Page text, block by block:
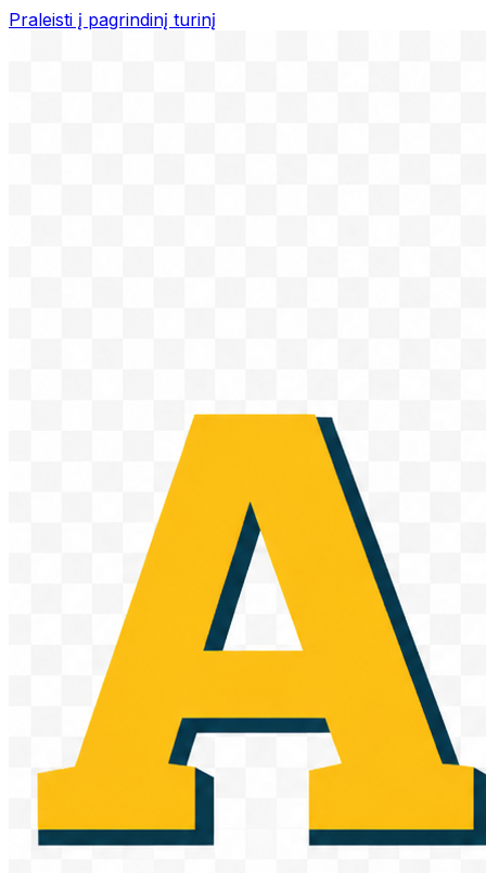
Praleisti į pagrindinį turinį